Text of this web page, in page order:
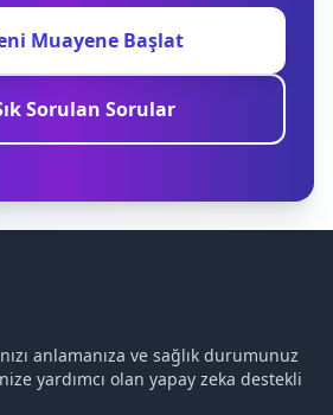
Muayene Başlat
Sorulan Sorular
anlamanıza ve sağlık durumunuz
yardımcı olan yapay zeka destekli